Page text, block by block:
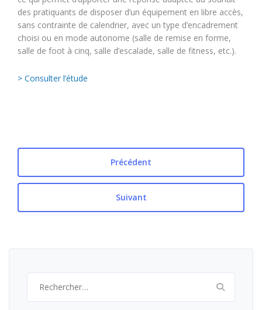
des pratiquants de disposer d’un équipement en libre accès,
sans contrainte de calendrier, avec un type d’encadrement
choisi ou en mode autonome (salle de remise en forme,
salle de foot à cinq, salle d’escalade, salle de fitness, etc.).
> Consulter l’étude
Précédent
Suivant